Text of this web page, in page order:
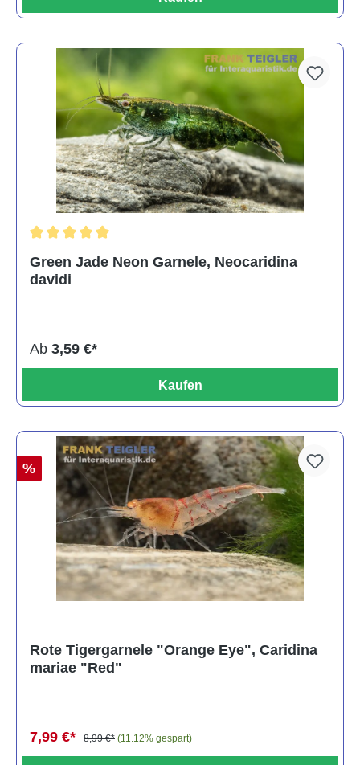
Green Jade Neon Garnele, Neocaridina
davidi
Ab 3,59 €*
Kaufen
%
Rote Tigergarnele "Orange Eye", Caridina
mariae "Red"
7,99 €* 8,99 €* (11.12% gespart)